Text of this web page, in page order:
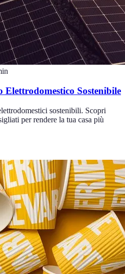
Elettrodomestico Sostenibile
sostenibili. Scopri
per rendere la tua casa più